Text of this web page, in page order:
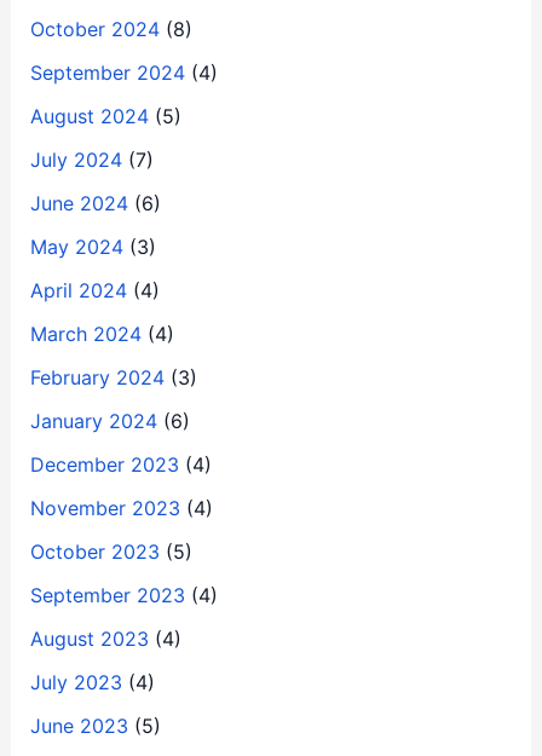
October 2024(8)
September 2024(4)
August 2024(5)
July 2024(7)
June 2024(6)
May 2024(3)
April 2024(4)
March 2024(4)
February 2024(3)
January 2024(6)
December 2023 (4)
November 2023 (4)
October 2023 (5)
September 2023 (4)
August 2023 (4)
July 2023 (4)
June 2023 (5)